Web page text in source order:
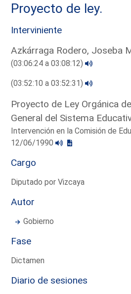
Proyecto de ley.
Interviniente
Azkárraga Rodero, Joseba
(03:06:24 a 03:08:12)
(03:52:10 a 03:52:31)
Proyecto de Ley Orgánica
General del Sistema
Intervención en la Comisión de
12/06/1990
Cargo
Diputado por Vizcaya
Autor
Gobierno
Fase
Dictamen
Diario de sesiones